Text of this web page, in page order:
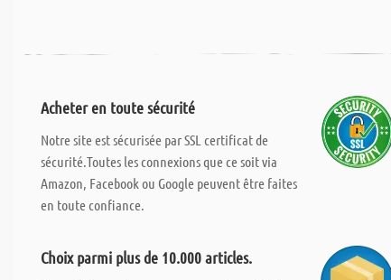
Acheter en toute sécurité
Notre site est sécurisée par SSL certificat de
sécurité.Toutes les connexions que ce soit via
Amazon, Facebook ou Google peuvent être faites
en toute confiance.
Choix parmi plus de 10.000 articles.